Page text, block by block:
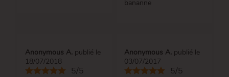
bananne
Anonymous A. publié le
18/07/2018
5/5
Anonymous A. publié le
03/07/2017
5/5